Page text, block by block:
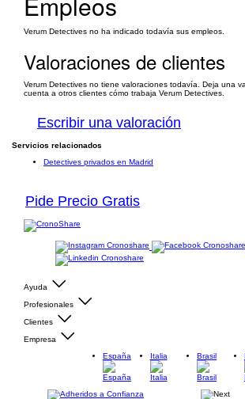
Verum Detectives no ha indicado todavía sus empleos.
Valoraciones de clientes
Verum Detectives no tiene valoraciones todavía. Deja una
cuenta a otros clientes cómo trabaja Verum Detectives.
Escribir una valoración
Servicios relacionados
Detectives privados en Madrid
Pide Precio Gratis
Ayuda
Profesionales
Clientes
Empresa
España
Italia Brasil